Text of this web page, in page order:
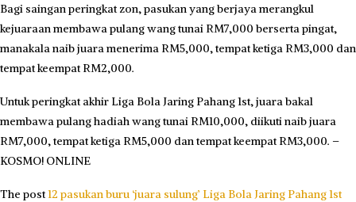
Bagi saingan peringkat zon, pasukan yang berjaya merangkul
kejuaraan membawa pulang wang tunai RM7,000 berserta pingat,
manakala naib juara menerima RM5,000, tempat ketiga RM3,000 dan
tempat keempat RM2,000.
Untuk peringkat akhir Liga Bola Jaring Pahang 1st, juara bakal
membawa pulang hadiah wang tunai RM10,000, diikuti naib juara
RM7,000, tempat ketiga RM5,000 dan tempat keempat RM3,000. –
KOSMO! ONLINE
The post12 pasukan buru ‘juara sulung’ Liga Bola Jaring Pahang 1st